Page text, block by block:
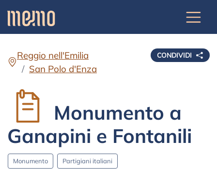
CONDIVIDI
Reggio nell'Emilia
San Polo d'Enza
Monumento a
Ganapini e Fontanili
Monumento Partigiani italiani